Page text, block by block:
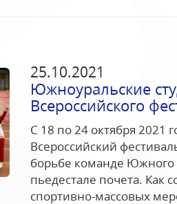
25.10.2021
Южноуральские
Всероссийского
С 18 по 24 октября 2021
Всероссийский
борьбе команде Южного
пьедестале почета. Как
спортивно-массовых